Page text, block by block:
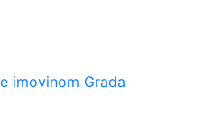
imovinom Grada